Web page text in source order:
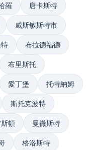
羅 唐卡斯特
威斯敏斯特市
布拉德福德
布里斯托
愛丁堡 托特納姆
斯托克波特
頓 曼徹斯特
格洛斯特